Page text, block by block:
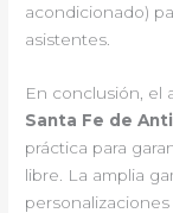
acondicionado)
asistentes.
En conclusión, el
Santa Fe de
práctica para
libre. La amplia